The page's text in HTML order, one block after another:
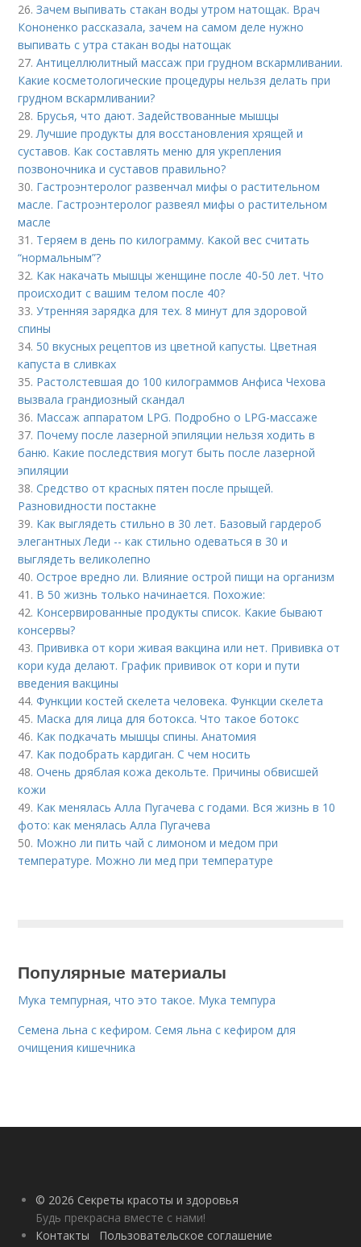
26.Зачем выпивать стакан воды утром натощак. Врач
Кононенко рассказала, зачем на самом деле нужно
выпивать с утра стакан воды натощак
27.Антицеллюлитный массаж при грудном вскармливании.
Какие косметологические процедуры нельзя делать при
грудном вскармливании?
28. Брусья, что дают. Задействованные мышцы
29.Лучшие продукты для восстановления хрящей и
суставов. Как составлять меню для укрепления
позвоночника и суставов правильно?
30. Гастроэнтеролог развенчал мифы о растительном
масле. Гастроэнтеролог развеял мифы о растительном
масле
31. Теряем в день по килограмму. Какой вес считать
“нормальным”?
32. Как накачать мышцы женщине после 40-50 лет. Что
происходит с вашим телом после 40?
33.Утренняя зарядка для тех. 8 минут для здоровой
спины
34. 50 вкусных рецептов из цветной капусты. Цветная
капуста в сливках
35. Растолстевшая до 100 килограммов Анфиса Чехова
вызвала грандиозный скандал
36. Массаж аппаратом LPG. Подробно о LPG-массаже
37. Почему после лазерной эпиляции нельзя ходить в
баню. Какие последствия могут быть после лазерной
эпиляции
38.Средство от красных пятен после прыщей.
Разновидности постакне
39. Как выглядеть стильно в 30 лет. Базовый гардероб
элегантных Леди -- как стильно одеваться в 30 и
выглядеть великолепно
40.Острое вредно ли. Влияние острой пищи на организм
41. В 50 жизнь только начинается. Похожие:
42. Консервированные продукты список. Какие бывают
консервы?
43. Прививка от кори живая вакцина или нет. Прививка от
кори куда делают. График прививок от кори и пути
введения вакцины
44.Функции костей скелета человека. Функции скелета
45. Маска для лица для ботокса. Что такое ботокс
46. Как подкачать мышцы спины. Анатомия
47. Как подобрать кардиган. С чем носить
48.Очень дряблая кожа декольте. Причины обвисшей
кожи
49. Как менялась Алла Пугачева с годами. Вся жизнь в 10
фото: как менялась Алла Пугачева
50. Можно ли пить чай с лимоном и медом при
температуре. Можно ли мед при температуре
Популярные материалы
Мука темпурная, что это такое. Мука темпура
Семена льна с кефиром. Семя льна с кефиром для
очищения кишечника
© 2026 Секреты красоты и здоровья
Будь прекрасна вместе с нами!
Контакты
Пользовательское соглашение